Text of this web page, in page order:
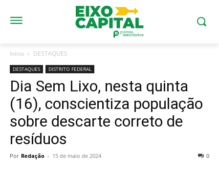
Início DESTAQUES
DESTAQUES DISTRITO FEDERAL
Dia Sem Lixo, nesta quinta
(16), conscientiza população
sobre descarte correto de
resíduos
Por Redação - 15 de maio de 2024 0